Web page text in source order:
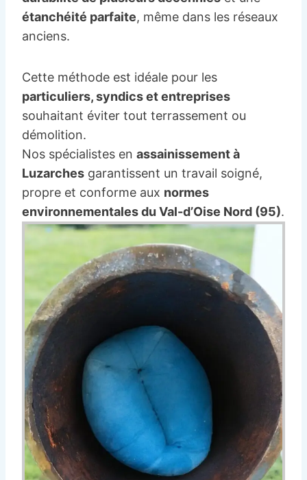
étanchéité parfaite, même dans les réseaux
anciens.
Cette méthode est idéale pour les
particuliers, syndics et entreprises
souhaitant éviter tout terrassement ou
démolition.
Nos spécialistes en assainissement à
Luzarches garantissent un travail soigné,
propre et conforme aux normes
environnementales du Val-d’Oise Nord (95).